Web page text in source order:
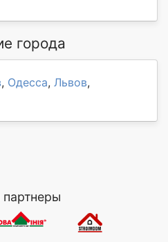
города
, Одесса, Львов,